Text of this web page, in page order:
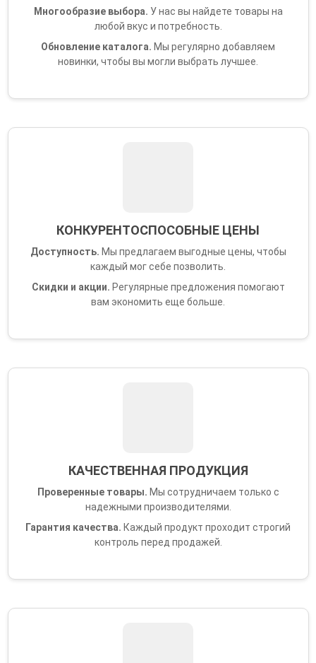
Многообразие выбора. У нас вы найдете товары на
любой вкус и потребность.
Обновление каталога. Мы регулярно добавляем
новинки, чтобы вы могли выбрать лучшее.
КОНКУРЕНТОСПОСОБНЫЕ ЦЕНЫ
Доступность. Мы предлагаем выгодные цены, чтобы
каждый мог себе позволить.
Скидки и акции. Регулярные предложения помогают
вам экономить еще больше.
КАЧЕСТВЕННАЯ ПРОДУКЦИЯ
Проверенные товары. Мы сотрудничаем только с
надежными производителями.
Гарантия качества. Каждый продукт проходит строгий
контроль перед продажей.